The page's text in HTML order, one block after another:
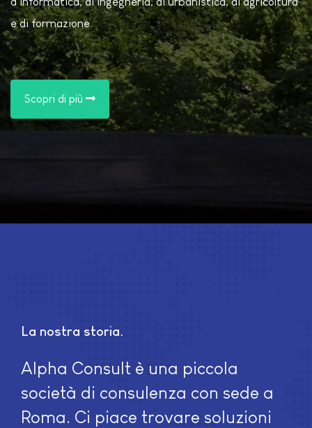
e di formazione.
Scopri di più
La nostra storia
Alpha Consult è una piccola
società di consulenza con sede a
Roma. Ci piace trovare soluzioni